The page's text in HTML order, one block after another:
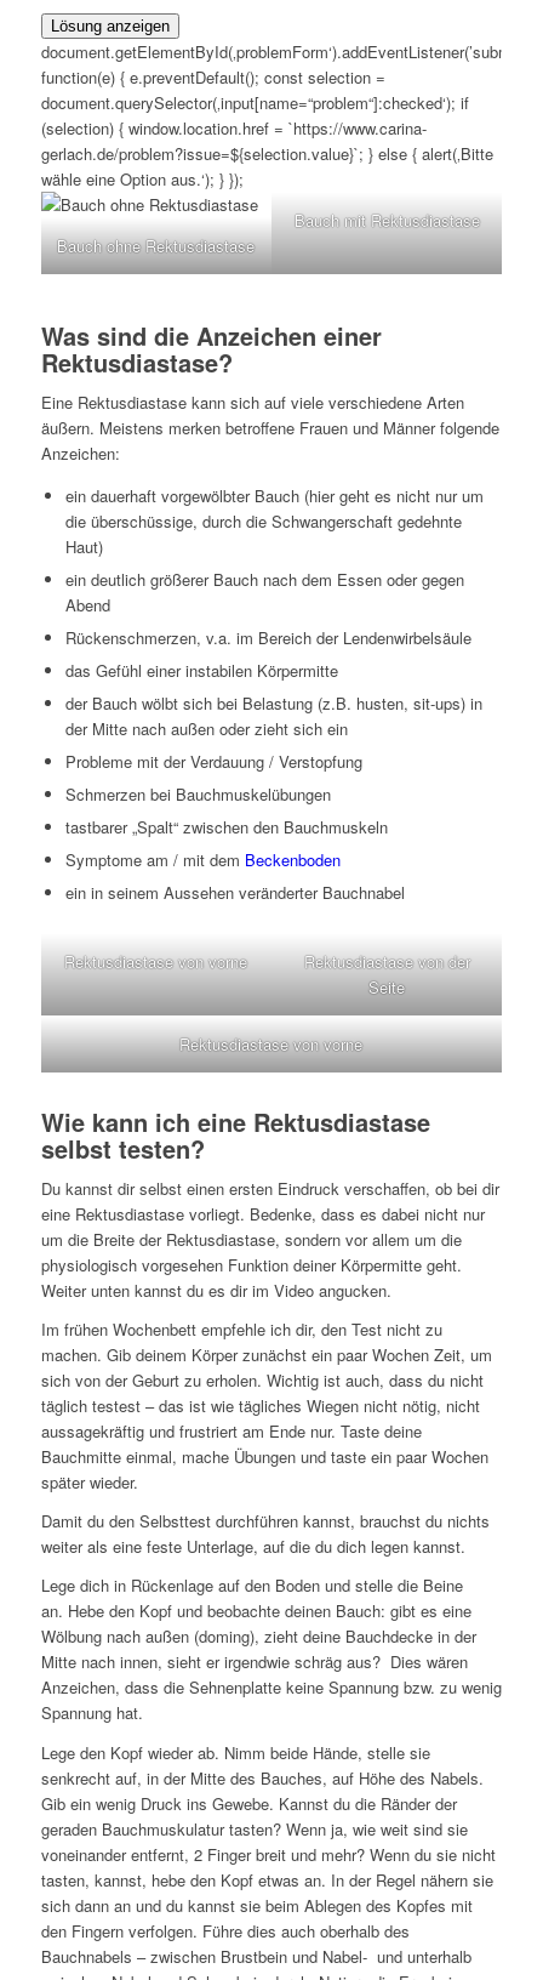
Lösung anzeigen
document.getElementById(‚problemForm‘).addEventListener(’submit‘,
function(e) { e.preventDefault(); const selection =
document.querySelector(‚input[name=“problem“]:checked‘); if
(selection) { window.location.href = `https://www.carina-
gerlach.de/problem?issue=${selection.value}`; } else { alert(‚Bitte
wähle eine Option aus.‘); } });
Bauch ohne Rektusdiastase
Bauch mit Rektusdiastase
Was sind die Anzeichen einer
Rektusdiastase?
Eine Rektusdiastase kann sich auf viele verschiedene Arten
äußern. Meistens merken betroffene Frauen und Männer folgende
Anzeichen:
ein dauerhaft vorgewölbter Bauch (hier geht es nicht nur um
die überschüssige, durch die Schwangerschaft gedehnte
Haut)
ein deutlich größerer Bauch nach dem Essen oder gegen
Abend
Rückenschmerzen, v.a. im Bereich der Lendenwirbelsäule
das Gefühl einer instabilen Körpermitte
der Bauch wölbt sich bei Belastung (z.B. husten, sit-ups) in
der Mitte nach außen oder zieht sich ein
Probleme mit der Verdauung / Verstopfung
Schmerzen bei Bauchmuskelübungen
tastbarer „Spalt“ zwischen den Bauchmuskeln
Symptome am / mit dem Beckenboden
ein in seinem Aussehen veränderter Bauchnabel
Rektusdiastase von vorne
Rektusdiastase von der
Seite
Rektusdiastase von vorne
Wie kann ich eine Rektusdiastase
selbst testen?
Du kannst dir selbst einen ersten Eindruck verschaffen, ob bei dir
eine Rektusdiastase vorliegt. Bedenke, dass es dabei nicht nur
um die Breite der Rektusdiastase, sondern vor allem um die
physiologisch vorgesehen Funktion deiner Körpermitte geht.
Weiter unten kannst du es dir im Video angucken.
Im frühen Wochenbett empfehle ich dir, den Test nicht zu
machen. Gib deinem Körper zunächst ein paar Wochen Zeit, um
sich von der Geburt zu erholen. Wichtig ist auch, dass du nicht
täglich testest – das ist wie tägliches Wiegen nicht nötig, nicht
aussagekräftig und frustriert am Ende nur. Taste deine
Bauchmitte einmal, mache Übungen und taste ein paar Wochen
später wieder.
Damit du den Selbsttest durchführen kannst, brauchst du nichts
weiter als eine feste Unterlage, auf die du dich legen kannst.
Lege dich in Rückenlage auf den Boden und stelle die Beine
an. Hebe den Kopf und beobachte deinen Bauch: gibt es eine
Wölbung nach außen (doming), zieht deine Bauchdecke in der
Mitte nach innen, sieht er irgendwie schräg aus? Dies wären
Anzeichen, dass die Sehnenplatte keine Spannung bzw. zu wenig
Spannung hat.
Lege den Kopf wieder ab. Nimm beide Hände, stelle sie
senkrecht auf, in der Mitte des Bauches, auf Höhe des Nabels.
Gib ein wenig Druck ins Gewebe. Kannst du die Ränder der
geraden Bauchmuskulatur tasten? Wenn ja, wie weit sind sie
voneinander entfernt, 2 Finger breit und mehr? Wenn du sie nicht
tasten, kannst, hebe den Kopf etwas an. In der Regel nähern sie
sich dann an und du kannst sie beim Ablegen des Kopfes mit
den Fingern verfolgen. Führe dies auch oberhalb des
Bauchnabels – zwischen Brustbein und Nabel- und unterhalb